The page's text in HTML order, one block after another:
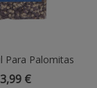
Para Palomitas
Bio - 500G
3,99 €